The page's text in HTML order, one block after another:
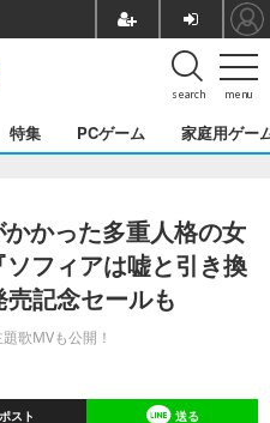
menu
search
特集 PCゲーム 家庭用ゲー
かった多重人格の女
フィアは嘘と引き換
記念セールも
歌MVも公開！
ポスト 送る